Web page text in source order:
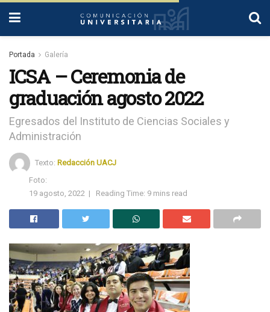
Portada Galería
ICSA – Ceremonia de
graduación agosto 2022
Egresados del Instituto de Ciencias Sociales y
Administración
Texto: Redacción UACJ
Foto:
19 agosto, 2022 | Reading Time: 9 mins read